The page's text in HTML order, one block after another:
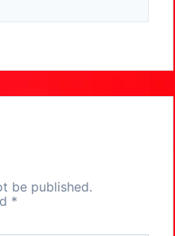
be published.
*